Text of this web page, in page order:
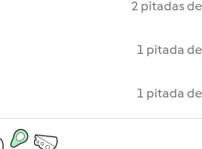
2 pitadas de
1 pitada de
1 pitada de